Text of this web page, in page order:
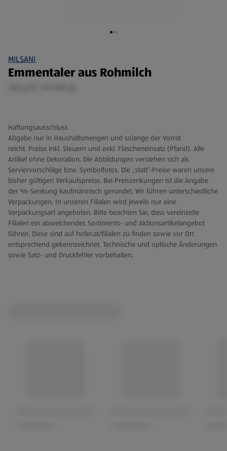
MILSANI
Emmentaler aus Rohmilch
Haftungsausschluss
Abgabe nur in Haushaltsmengen und solange der Vorrat
reicht. Preise inkl. Steuern und exkl. Flascheneinsatz (Pfand). Alle
Artikel ohne Dekoration. Die Abbildungen verstehen sich als
Serviervorschläge bzw. Symbolfotos. Die „statt“-Preise waren unsere
bisher gültigen Verkaufspreise. Bei Preissenkungen ist die Angabe
der %-Senkung kaufmännisch gerundet. Wir führen unterschiedliche
Verpackungen. In unseren Filialen wird jeweils nur eine
Verpackungsart angeboten. Bitte beachten Sie, dass vereinzelte
Filialen ein abweichendes Sortiments- und Aktionsartikelangebot
führen. Diese sind auf hofer.at/filialen zu finden sowie vor Ort
entsprechend gekennzeichnet. Technische und optische Änderungen
sowie Satz- und Druckfehler vorbehalten.